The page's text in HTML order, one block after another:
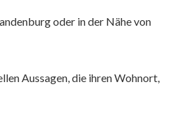
oder in der Nähe von
Aussagen, die ihren Wohnort,